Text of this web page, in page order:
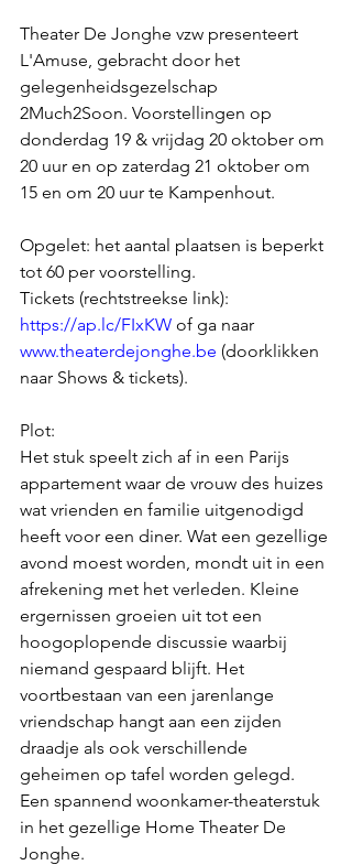
Theater De Jonghe vzw presenteert
L'Amuse, gebracht door het
gelegenheidsgezelschap
2Much2Soon. Voorstellingen op
donderdag 19 & vrijdag 20 oktober om
20 uur en op zaterdag 21 oktober om
15 en om 20 uur te Kampenhout.
Opgelet: het aantal plaatsen is beperkt
tot 60 per voorstelling.
Tickets (rechtstreekse link):
https://ap.lc/FIxKW of ga naar
www.theaterdejonghe.be (doorklikken
naar Shows & tickets).
Plot:
Het stuk speelt zich af in een Parijs
appartement waar de vrouw des huizes
wat vrienden en familie uitgenodigd
heeft voor een diner. Wat een gezellige
avond moest worden, mondt uit in een
afrekening met het verleden. Kleine
ergernissen groeien uit tot een
hoogoplopende discussie waarbij
niemand gespaard blijft. Het
voortbestaan van een jarenlange
vriendschap hangt aan een zijden
draadje als ook verschillende
geheimen op tafel worden gelegd.
Een spannend woonkamer-theaterstuk
in het gezellige Home Theater De
Jonghe.